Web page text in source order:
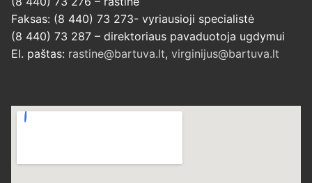
Faksas: (8 440) 73 273- vyriausioji specialistė
(8 440) 73 287 – direktoriaus pavaduotoja ugdymui
El. paštas: rastine@bartuva.lt, virginijus@bartuva.lt